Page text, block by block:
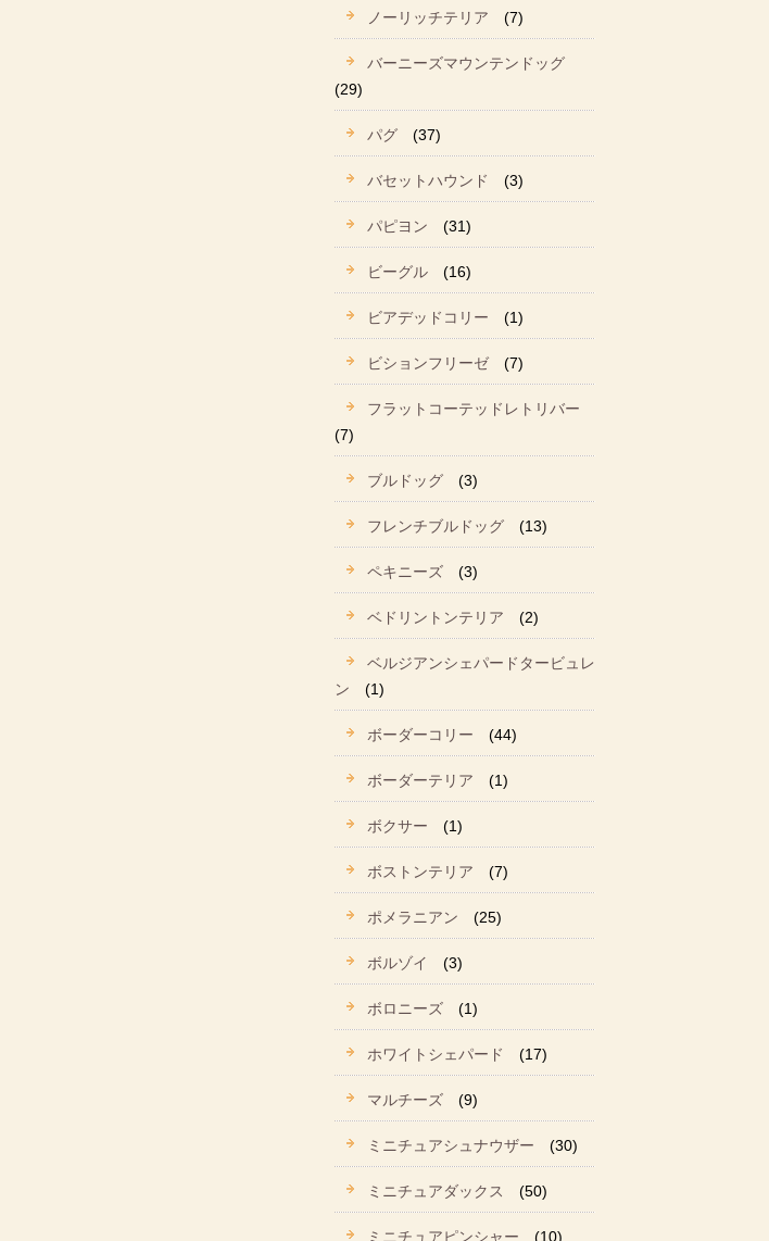
ノーリッチテリア (7)
バーニーズマウンテンドッグ
(29)
パグ (37)
バセットハウンド (3)
パピヨン (31)
ビーグル (16)
ビアデッドコリー (1)
ビションフリーゼ (7)
フラットコーテッドレトリバー
(7)
ブルドッグ (3)
フレンチブルドッグ (13)
ペキニーズ (3)
ベドリントンテリア (2)
ベルジアンシェパードタービュレ
ン
(1)
ボーダーコリー (44)
ボーダーテリア (1)
ボクサー (1)
ボストンテリア (7)
ポメラニアン (25)
ボルゾイ (3)
ボロニーズ (1)
ホワイトシェパード (17)
マルチーズ (9)
ミニチュアシュナウザー (30)
ミニチュアダックス (50)
ミニチュアピンシャー (10)